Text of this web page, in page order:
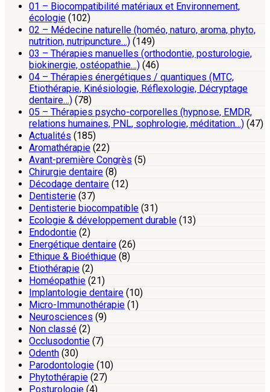
01 – Biocompatibilité matériaux et Environnement,
écologie (102)
02 – Médecine naturelle (homéo, naturo, aroma, phyto,
nutrition, nutripuncture…) (149)
03 – Thérapies manuelles (orthodontie, posturologie,
biokinergie, ostéopathie…) (46)
04 – Thérapies énergétiques / quantiques (MTC,
Etiothérapie, Kinésiologie, Réflexologie, Décryptage
dentaire…) (78)
05 – Thérapies psycho-corporelles (hypnose, EMDR,
relations humaines, PNL, sophrologie, méditation…) (47)
Actualités (185)
Aromathérapie (22)
Avant-première Congrès (5)
Chirurgie dentaire (8)
Décodage dentaire (12)
Dentisterie (37)
Dentisterie biocompatible (31)
Ecologie & développement durable (13)
Endodontie (2)
Energétique dentaire (26)
Ethique & Bioéthique (8)
Etiothérapie (2)
Homéopathie (21)
Implantologie dentaire (10)
Micro-Immunothérapie (1)
Neurosciences (9)
Non classé (2)
Occlusodontie (7)
Odenth (30)
Parodontologie (10)
Phytothérapie (27)
Posturologie (4)